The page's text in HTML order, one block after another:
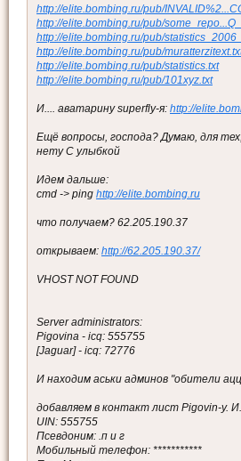
http://elite.bombing.ru/pub/
http://elite.bombing.ru/pub/
http://elite.bombing.ru/pub/
http://elite.bombing.ru/pub/
http://elite.bombing.ru/pub/statistics.txt
http://elite.bombing.ru/pub/101xyz.txt
И.... аватарину superfly-я: http://
Ещё вопросы, господа? Думаю, для
нету С улыбкой
Идем дальше:
cmd -> ping http://elite.bombing.ru
что получаем? 62.205.190.37
открываем: http://62.205.190.37/
VHOST NOT FOUND
Server administrators:
Pigovina - icq: 555755
[Jaguar] - icq: 72776
И находим аськи админов "обители
добавляем в контакт лист Pigovin-у.
UIN: 555755
Псевдоним: .п и г
Мобильный телефон: ***********